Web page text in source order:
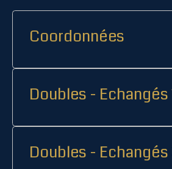
Coordonnées
Doubles - Echangés
Doubles - Echangés